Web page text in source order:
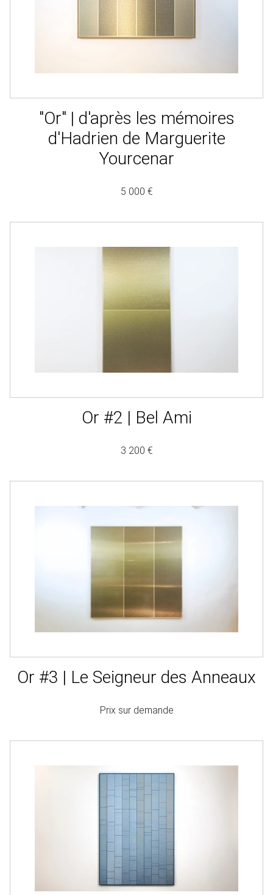
"Or" | d'après les mémoires
d'Hadrien de Marguerite
Yourcenar
5 000 €
Or #2 | Bel Ami
3 200 €
Or #3 | Le Seigneur des Anneaux
Prix sur demande